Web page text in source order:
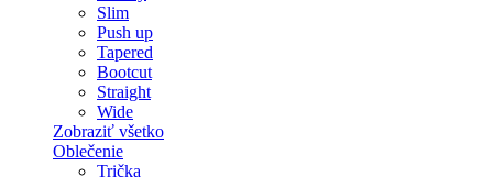
Slim
Push up
Tapered
Bootcut
Straight
Wide
Zobraziť všetko
Oblečenie
Trička